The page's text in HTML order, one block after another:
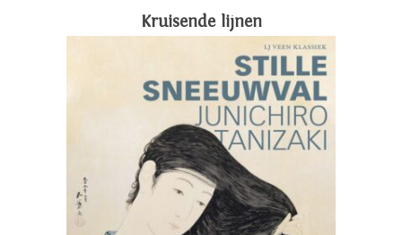
Kruisende lijnen